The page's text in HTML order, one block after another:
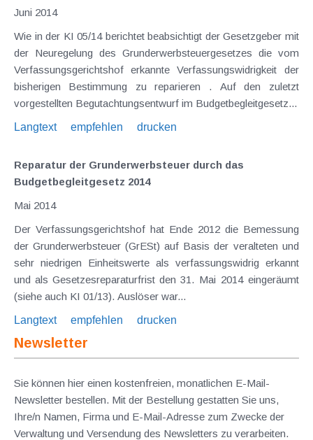
Juni 2014
Wie in der KI 05/14 berichtet beabsichtigt der Gesetzgeber mit
der Neuregelung des Grunderwerbsteuergesetzes die vom
Verfassungsgerichtshof erkannte Verfassungswidrigkeit der
bisherigen Bestimmung zu reparieren . Auf den zuletzt
vorgestellten Begutachtungsentwurf im Budgetbegleitgesetz...
Langtext
empfehlen drucken
Reparatur der Grunderwerbsteuer durch das
Budgetbegleitgesetz 2014
Mai 2014
Der Verfassungsgerichtshof hat Ende 2012 die Bemessung
der Grunderwerbsteuer (GrESt) auf Basis der veralteten und
sehr niedrigen Einheitswerte als verfassungswidrig erkannt
und als Gesetzesreparaturfrist den 31. Mai 2014 eingeräumt
(siehe auch KI 01/13). Auslöser war...
Langtext
empfehlen drucken
Newsletter
Sie können hier einen kostenfreien, monatlichen E-Mail-
Newsletter bestellen. Mit der Bestellung gestatten Sie uns,
Ihre/n Namen, Firma und E-Mail-Adresse zum Zwecke der
Verwaltung und Versendung des Newsletters zu verarbeiten.